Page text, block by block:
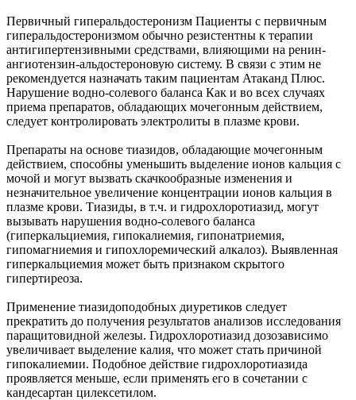
Первичный гиперальдостеронизм Пациенты с первичным
гиперальдостеронизмом обычно резистентны к терапии
антигипертензивными средствами, влияющими на ренин-
ангиотензин-альдостероновую систему. В связи с этим не
рекомендуется назначать таким пациентам Атаканд Плюс.
Нарушение водно-солевого баланса Как и во всех случаях
приема препаратов, обладающих мочегонным действием,
следует контролировать электролиты в плазме крови.
Препараты на основе тиазидов, обладающие мочегонным
действием, способны уменьшить выделение ионов кальция с
мочой и могут вызвать скачкообразные изменения и
незначительное увеличение концентрации ионов кальция в
плазме крови. Тиазиды, в т.ч. и гидрохлоротиазид, могут
вызывать нарушения водно-солевого баланса
(гиперкальциемия, гипокалиемия, гипонатриемия,
гипомагниемия и гипохлоремический алкалоз). Выявленная
гиперкальциемия может быть признаком скрытого
гипертиреоза.
Применение тиазидоподобных диуретиков следует
прекратить до получения результатов анализов исследования
паращитовидной железы. Гидрохлоротиазид дозозависимо
увеличивает выделение калия, что может стать причиной
гипокалиемии. Подобное действие гидрохлоротиазида
проявляется меньше, если применять его в сочетании с
кандесартан цилексетилом.